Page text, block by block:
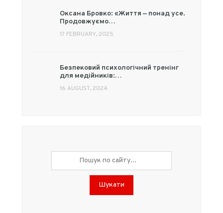
Оксана Бровко: «Життя — понад усе.
Продовжуємо…
17 FEBRUARY, 2025
Безпековий психологічний тренінг
для медійників:…
16 AUGUST, 2024
Шукати